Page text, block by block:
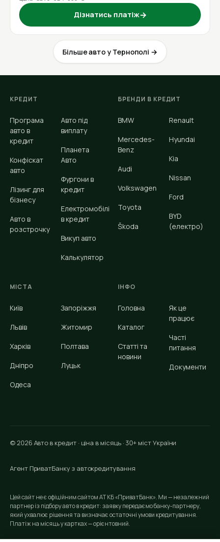
Дізнатись платіж→
Більше авто у Тернополі →
КРЕДИТ
Програма
авто в
кредит
Конфіскат
авто
Лізинг для
бізнесу
Авто в
розстрочку
Авто під
виплату
Планета
Авто
Фургони в
кредит
Електромобілі
в кредит
Викуп авто
Калькулятор
БРЕНДИ В КРЕДИТ
BMW
Mercedes-
Benz
Audi
Volkswagen
Toyota
Škoda
Renault
Hyundai
Kia
Nissan
Ford
BYD
(електро)
МІСТА
Київ
Львів
Харків
Дніпро
Одеса
Запоріжжя
Житомир
Полтава
Луцьк
ІНФО
Головна
Каталог
Статті та
новини
Як це
працює
Часті
питання
Документи
© 2026 Авто в кредит · ціна в місяць · 30+ міст України
Агент ПриватБанку з автокредитування
Цей сайт не є офіційним сайтом АТ КБ «ПриватБанк». Ми — незалежний
партнер із підбору авто в кредит: заявку передаємо банку-партнеру,
який ухвалює рішення та визначає остаточні умови кредитування.
Платіж на місяць у картках — орієнтовний.